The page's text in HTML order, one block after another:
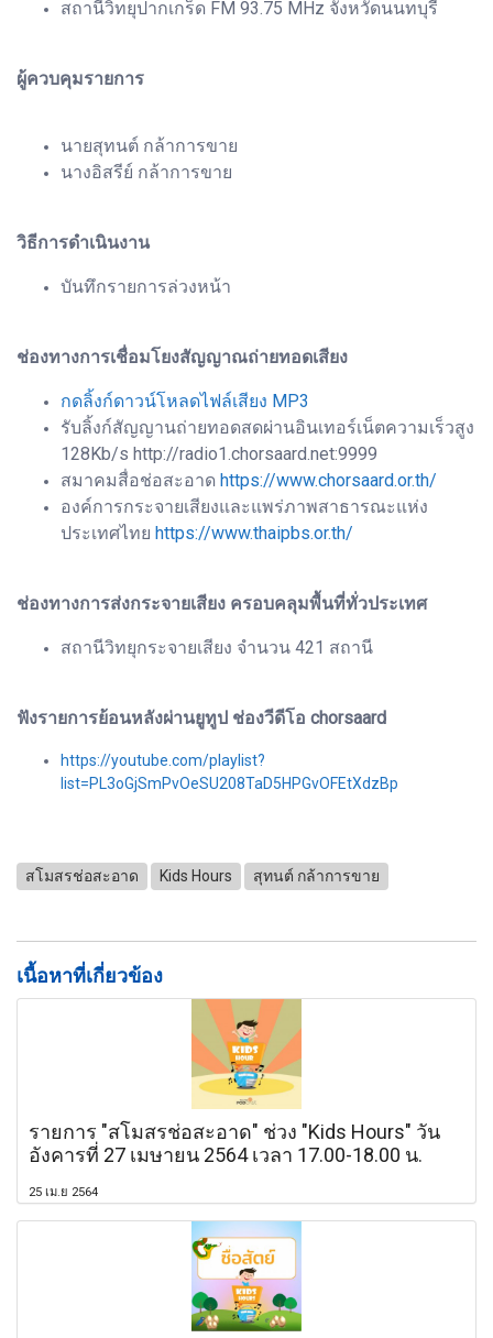
สถานีวิทยุปากเกร็ด FM 93.75 MHz จังหวัดนนทบุรี
ผู้ควบคุมรายการ
นายสุทนต์ กล้าการขาย
นางอิสรีย์ กล้าการขาย
วิธีการดำเนินงาน
บันทึกรายการล่วงหน้า
ช่องทางการเชื่อมโยงสัญญาณถ่ายทอดเสียง
กดลิ้งก์ดาวน์โหลดไฟล์เสียง MP3
รับลิ้งก์สัญญานถ่ายทอดสดผ่านอินเทอร์เน็ตความเร็วสูง
128Kb/s http://radio1.chorsaard.net:9999
สมาคมสื่อช่อสะอาด https://www.chorsaard.or.th/
องค์การกระจายเสียงและแพร่ภาพสาธารณะแห่ง
ประเทศไทย https://www.thaipbs.or.th/
ช่องทางการส่งกระจายเสียง ครอบคลุมพื้นที่ทั่วประเทศ
สถานีวิทยุกระจายเสียง จำนวน 421 สถานี
ฟังรายการย้อนหลังผ่านยูทูป ช่องวีดีโอ chorsaard
https://youtube.com/playlist?
list=PL3oGjSmPvOeSU208TaD5HPGvOFEtXdzBp
สโมสรช่อสะอาด Kids Hours สุทนต์ กล้าการขาย
เนื้อหาที่เกี่ยวข้อง
รายการ "สโมสรช่อสะอาด" ช่วง "Kids Hours" วัน
อังคารที่ 27 เมษายน 2564 เวลา 17.00-18.00 น.
25 เม.ย 2564